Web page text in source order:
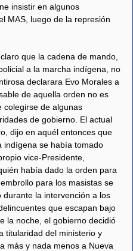
insistir en algunos
MAS, luego de la represión
que la cadena de mando,
a la marcha indígena, no
declarara Evo Morales a
de aquella orden no es
colegirse de algunas
de gobierno. El actual
dijo en aquél entonces que
indígena se había tomado
vice-Presidente,
había dado la orden para
para los masistas se
la intervención a los
que escapan bajo
la noche, el gobierno decidió
titularidad del ministerio y
más y nada menos a Nueva